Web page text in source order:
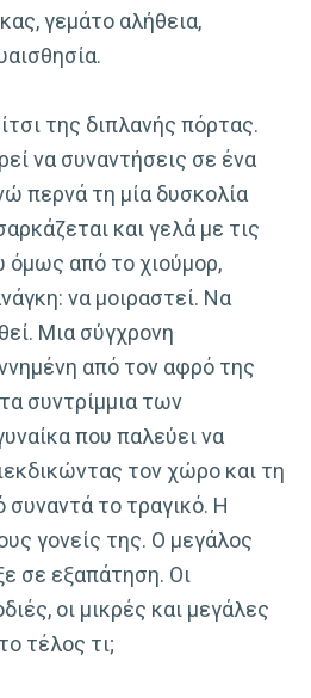
γεμάτο αλήθεια,
της διπλανής πόρτας.
να συναντήσεις σε ένα
περνά τη μία δυσκολία
και γελά με τις
όμως από το χιούμορ,
να μοιραστεί. Να
Μια σύγχρονη
από τον αφρό της
συντρίμμια των
που παλεύει να
τον χώρο και τη
το τραγικό. Η
γονείς της. Ο μεγάλος
σε εξαπάτηση. Οι
οι μικρές και μεγάλες
τέλος τι;